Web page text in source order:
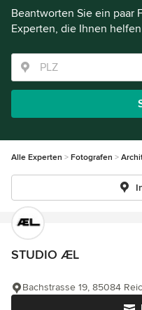
Beantworten Sie ein paar
Experten, die Ihnen
Alle Experten Fotografen
STUDIO ÆL
Bachstrasse 19, 85084